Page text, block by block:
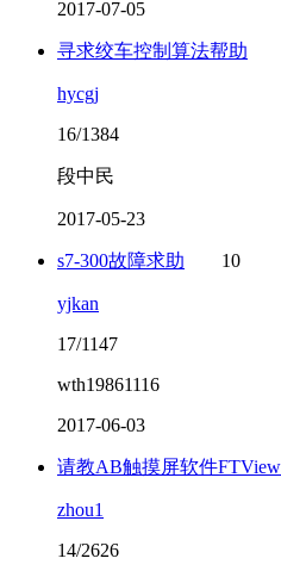
2017-07-05
寻求绞车控制算法帮助
hycgj
16/1384
段中民
2017-05-23
s7-300故障求助 10
yjkan
17/1147
wth19861116
2017-06-03
请教AB触摸屏软件
zhou1
14/2626